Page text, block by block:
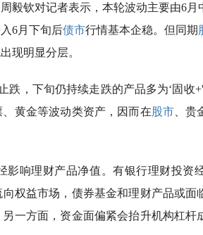
毅钦对记者表示，本轮波动主要由6月
6月下旬后债市行情基本企稳。但同期
现明显分层。
跌，下旬仍持续走跌的产品多为‘固收
黄金等波动类资产，因而在 股市 、
影响理财产品净值。有银行理财投资
向权益市场，债券基金和理财产品或面
一方面，资金面偏紧会抬升机构杠杆